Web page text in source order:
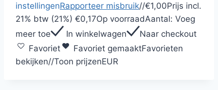
instellingenRapporteer misbruik//€1,00Prijs incl.
21% btw (21%) €0,17Op voorraadAantal: Voeg
meer toe
In winkelwagen
Naar checkout
Favoriet
Favoriet gemaaktFavorieten
bekijken//Toon prijzenEUR